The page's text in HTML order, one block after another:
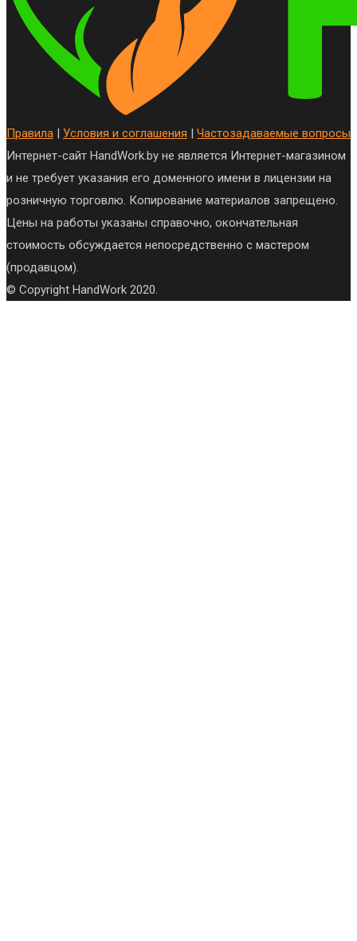
Правила | Условия и соглашения | Частозадаваемые вопросы
Интернет-сайт HandWork.by не является Интернет-магазином
и не требует указания его доменного имени в лицензии на
розничную торговлю. Копирование материалов запрещено.
Цены на работы указаны справочно, окончательная
стоимость обсуждается непосредственно с мастером
(продавцом).
© Copyright HandWork 2020.